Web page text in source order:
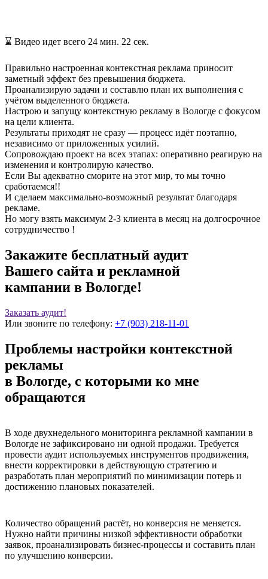
⌛ Видео идет всего 24 мин. 22 сек.
Правильно настроенная контекстная реклама приносит
заметный эффект без превышения бюджета.
Проанализирую задачи и составлю план их выполнения с
учётом выделенного бюджета.
Настрою и запущу контекстную рекламу в Вологде с фокусом
на цели клиента.
Результаты приходят не сразу — процесс идёт поэтапно,
независимо от приложенных усилий.
Сопровождаю проект на всех этапах: оперативно реагирую на
изменения и контролирую качество.
Если Вы адекватно сморите на этот мир, то мы точно
сработаемся!!
И сделаем максимально-возможный результат благодаря
рекламе.
Но могу взять максимум 2-3 клиента в месяц на долгосрочное
сотрудничество !
Закажите бесплатный аудит
Вашего сайта и рекламной
кампании в Вологде!
Заказать аудит!
Или звоните по телефону: +7 (903) 218-11-01
Проблемы настройки контекстной
рекламы
в Вологде, с которыми ко мне
обращаются
В ходе двухнедельного мониторинга рекламной кампании в
Вологде не зафиксировано ни одной продажи. Требуется
провести аудит используемых инструментов продвижения,
внести корректировки в действующую стратегию и
разработать план мероприятий по минимизации потерь и
достижению плановых показателей.
Количество обращений растёт, но конверсия не меняется.
Нужно найти причины низкой эффективности обработки
заявок, проанализировать бизнес‑процессы и составить план
по улучшению конверсии.